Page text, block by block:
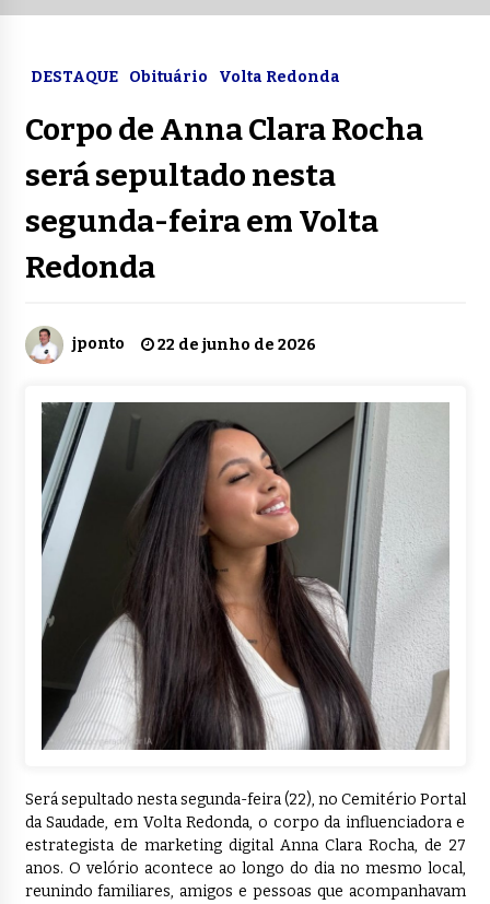
DESTAQUE Obituário Volta Redonda
Corpo de Anna Clara Rocha
será sepultado nesta
segunda-feira em Volta
Redonda
jponto 22 de junho de 2026
Será sepultado nesta segunda-feira (22), no Cemitério Portal
da Saudade, em Volta Redonda, o corpo da influenciadora e
estrategista de marketing digital Anna Clara Rocha, de 27
anos. O velório acontece ao longo do dia no mesmo local,
reunindo familiares, amigos e pessoas que acompanhavam